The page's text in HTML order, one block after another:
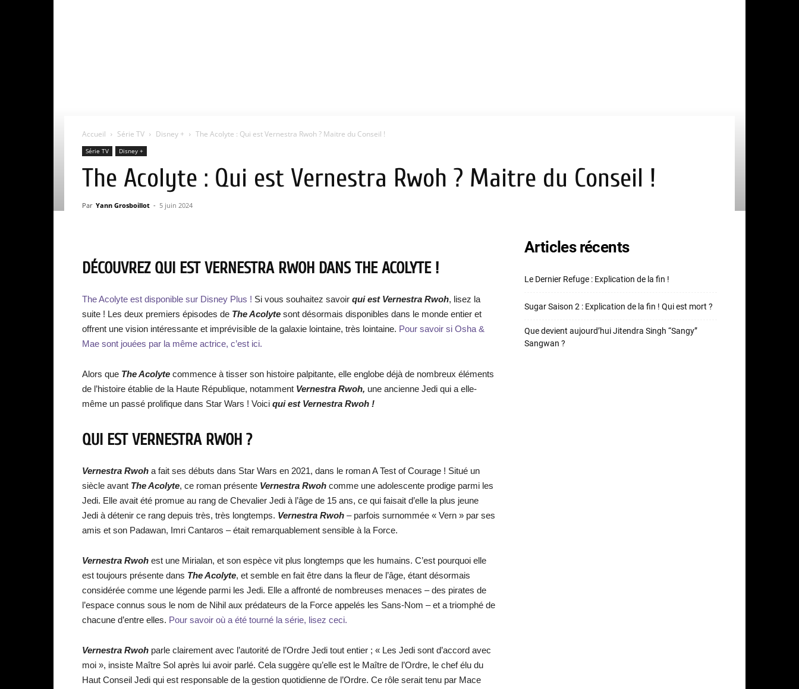
Accueil Série TV Disney + The Acolyte : Qui est Vernestra Rwoh ? Maitre du Conseil !
Série TV Disney +
The Acolyte : Qui est Vernestra Rwoh ? Maitre du Conseil !
Par Yann Grosboillot - 5 juin 2024
DÉCOUVREZ QUI EST VERNESTRA RWOH DANS THE ACOLYTE !
The Acolyte est disponible sur Disney Plus ! Si vous souhaitez savoir qui est Vernestra Rwoh, lisez la
suite ! Les deux premiers épisodes de The Acolyte sont désormais disponibles dans le monde entier et
offrent une vision intéressante et imprévisible de la galaxie lointaine, très lointaine. Pour savoir si Osha &
Mae sont jouées par la même actrice, c’est ici.
Alors que The Acolyte commence à tisser son histoire palpitante, elle englobe déjà de nombreux éléments
de l’histoire établie de la Haute République, notamment Vernestra Rwoh, une ancienne Jedi qui a elle-
même un passé prolifique dans Star Wars ! Voici qui est Vernestra Rwoh !
QUI EST VERNESTRA RWOH ?
Vernestra Rwoh a fait ses débuts dans Star Wars en 2021, dans le roman A Test of Courage ! Situé un
siècle avant The Acolyte, ce roman présente Vernestra Rwoh comme une adolescente prodige parmi les
Jedi. Elle avait été promue au rang de Chevalier Jedi à l’âge de 15 ans, ce qui faisait d’elle la plus jeune
Jedi à détenir ce rang depuis très, très longtemps. Vernestra Rwoh – parfois surnommée « Vern » par ses
amis et son Padawan, Imri Cantaros – était remarquablement sensible à la Force.
Vernestra Rwoh est une Mirialan, et son espèce vit plus longtemps que les humains. C’est pourquoi elle
est toujours présente dans The Acolyte, et semble en fait être dans la fleur de l’âge, étant désormais
considérée comme une légende parmi les Jedi. Elle a affronté de nombreuses menaces – des pirates de
l’espace connus sous le nom de Nihil aux prédateurs de la Force appelés les Sans-Nom – et a triomphé de
chacune d’entre elles. Pour savoir où a été tourné la série, lisez ceci.
Vernestra Rwoh parle clairement avec l’autorité de l’Ordre Jedi tout entier ; « Les Jedi sont d’accord avec
moi », insiste Maître Sol après lui avoir parlé. Cela suggère qu’elle est le Maître de l’Ordre, le chef élu du
Haut Conseil Jedi qui est responsable de la gestion quotidienne de l’Ordre. Ce rôle serait tenu par Mace
Articles récents
Le Dernier Refuge : Explication de la fin !
Sugar Saison 2 : Explication de la fin ! Qui est mort ?
Que devient aujourd’hui Jitendra Singh “Sangy”
Sangwan ?